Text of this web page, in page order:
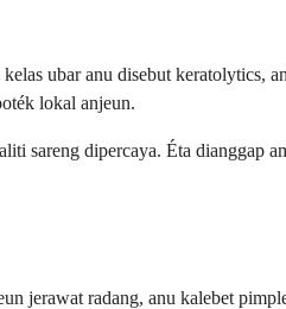
ubar anu disebut keratolytics,
lokal anjeun.
sareng dipercaya. Éta dianggap
jerawat radang, anu kalebet